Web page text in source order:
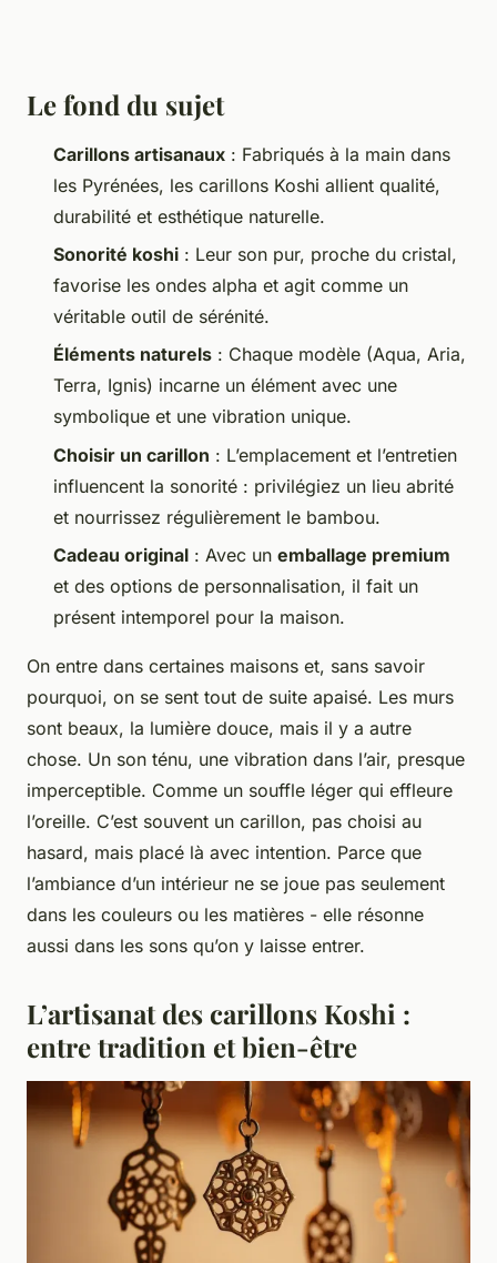
Le fond du sujet
Carillons artisanaux : Fabriqués à la main dans
les Pyrénées, les carillons Koshi allient qualité,
durabilité et esthétique naturelle.
Sonorité koshi : Leur son pur, proche du cristal,
favorise les ondes alpha et agit comme un
véritable outil de sérénité.
Éléments naturels : Chaque modèle (Aqua, Aria,
Terra, Ignis) incarne un élément avec une
symbolique et une vibration unique.
Choisir un carillon : L’emplacement et l’entretien
influencent la sonorité : privilégiez un lieu abrité
et nourrissez régulièrement le bambou.
Cadeau original : Avec un emballage premium
et des options de personnalisation, il fait un
présent intemporel pour la maison.
On entre dans certaines maisons et, sans savoir
pourquoi, on se sent tout de suite apaisé. Les murs
sont beaux, la lumière douce, mais il y a autre
chose. Un son ténu, une vibration dans l’air, presque
imperceptible. Comme un souffle léger qui effleure
l’oreille. C’est souvent un carillon, pas choisi au
hasard, mais placé là avec intention. Parce que
l’ambiance d’un intérieur ne se joue pas seulement
dans les couleurs ou les matières - elle résonne
aussi dans les sons qu’on y laisse entrer.
L’artisanat des carillons Koshi :
entre tradition et bien-être